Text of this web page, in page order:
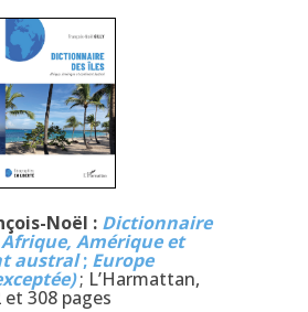
Noël : Dictionnaire
Afrique, Amérique et
austral; Europe
; L’Harmattan,
et 308 pages